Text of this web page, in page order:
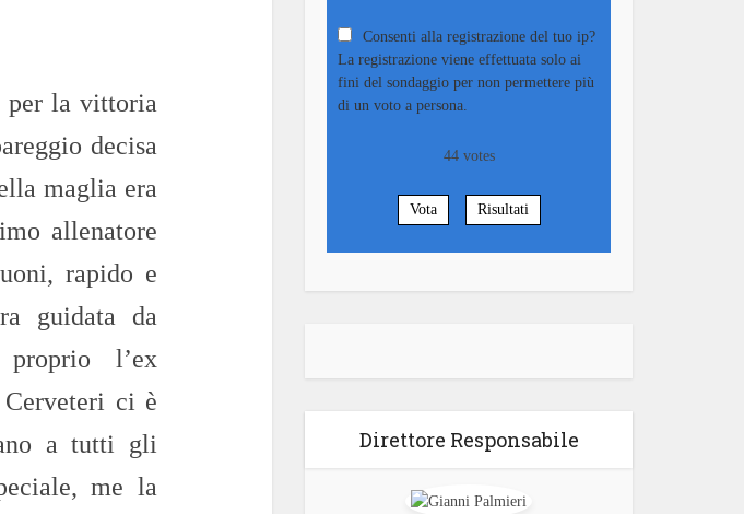
per la vittoria
decisa
maglia era
allenatore
rapido e
guidata da
l’ex
ci è
a tutti gli
me la
Consenti alla registrazione del tuo ip?
La registrazione viene effettuata solo ai
fini del sondaggio per non permettere più
di un voto a persona.
44votes
Vota Risultati
Direttore Responsabile